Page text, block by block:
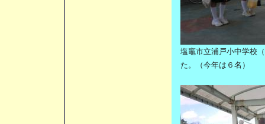
塩竈市立浦戸小中学校
た。（